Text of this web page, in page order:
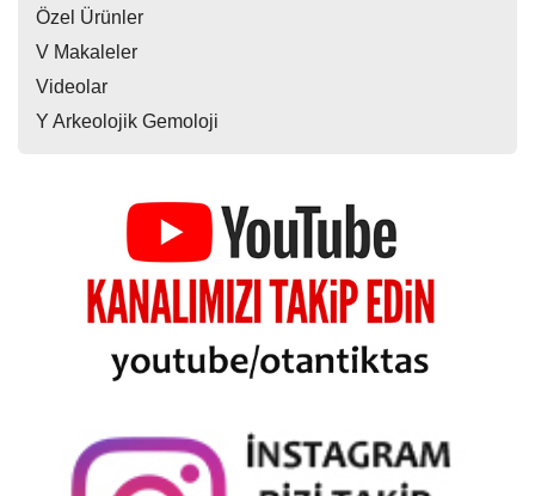
Özel Ürünler
V Makaleler
Videolar
Y Arkeolojik Gemoloji